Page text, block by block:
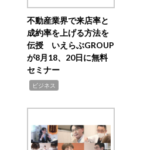
不動産業界で来店率と
成約率を上げる方法を
伝授 いえらぶGROUP
が8月18、20日に無料
セミナー
ビジネス